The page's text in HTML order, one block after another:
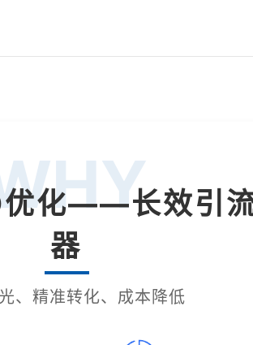
优化——长效引
器
、精准转化、成本降低